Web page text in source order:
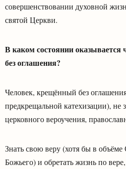
совершенствовании духовной
святой Церкви.
В каком состоянии оказывается
без оглашения?
Человек, крещённый без
предкрещальной катехизации), не
церковного вероучения,
Знать свою веру (хотя бы в
Божьего) и обретать жизнь по